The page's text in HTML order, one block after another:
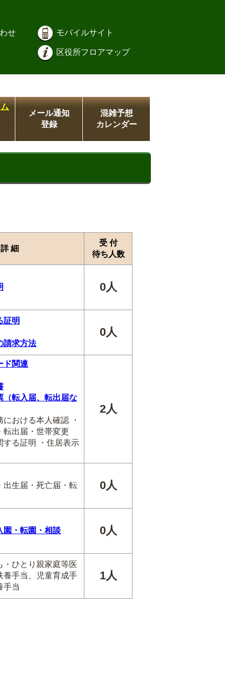
せ モバイルサイト
区役所フロアマップ
メール通知
登録
混雑予想
カレンダー
詳 細
受 付
待ち人数
0人
証明
請求方法
0人
ド関連
（転入届、転出届な
おける本人確認 ・
転出届・世帯変更
する証明 ・住居表示
2人
出生届・死亡届・転
0人
園・転園・相談 0人
・ひとり親家庭等医
養手当、児童育成手
手当
1人